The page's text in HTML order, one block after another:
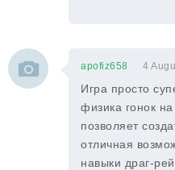
apofiz658 4
Игра просто
физика гонок
позволяет
отличная
навыки драг-